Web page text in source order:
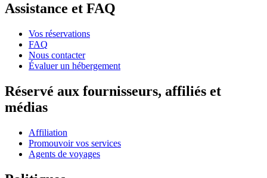
Assistance et FAQ
Vos réservations
FAQ
Nous contacter
Évaluer un hébergement
Réservé aux fournisseurs, affiliés et
médias
Affiliation
Promouvoir vos services
Agents de voyages